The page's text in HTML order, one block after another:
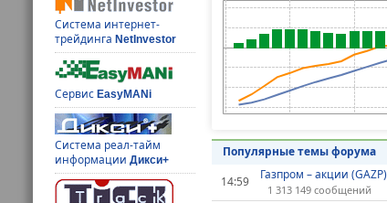
Система интернет-
трейдингаNetInvestor
СервисEasyMANi
Система реал-тайм
информацииДикси+
Популярные темы форума
14:59
Газпром – акции (GAZP)
1 313 149 сообщений